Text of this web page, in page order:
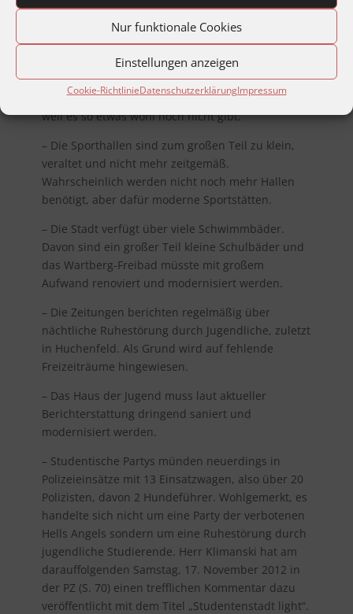
Nur funktionale Cookies
Einstellungen anzeigen
Cookie-RichtlinieDatenschutzerklärungImpressum
Fachforen des Masterplans Pforzheim finden
– Eine 7. Klasse des Theodor-Heuss-Gymnasiums
entwickelt einen Ratgeber für Gleichaltrige, was in
Pforzheim und Umgebung erlebt werden kann,
weil es so etwas wohl noch nicht gibt.
– Die Sporthallen sind zum großen Teil zu klein,
veraltet und nicht mehr zeitgemäß.
Wahrscheinlich werden nicht noch mehr Hallen
benötigt, aber dafür moderne Sportstätten.
– Die Stadt verfügt über viele Schwimmbäder.
Davon sind ein großer Teil kleine Schulbäder und
das Wartberg-Freibad müsste mit großem
Aufwand renoviert und modernisiert werden.
– Die Zeitungen berichten regelmäßig über
nächtliche Ruhestörung durch Jugendliche, zuletzt
in Huchenfeld. Als Grund wird auf fehlende
Freizeiträume hingewiesen.
– Das Haus der Jugend muss laut aktueller
Berichterstattung dringend saniert und
modernisiert werden.
– Studentische Partys münden neuerdings in
Polizeieinsätze mit 13 Einsatzwagen, also über 20
Polizisten, davon 2 Hundeführer. Wohlgemerkt, es
handelte sich nicht um eine Party der verbotenen
Hells Angels sondern um eine Ruhestörung durch
jugendliche Studierende. Herr Klimanski hat am
darauffolgenden Samstag, 17. November 2012 in
der PZ (S. 70) einen trefflichen Kommentar dazu
veröffentlicht mit dem Titel „Studentenstadt light“.